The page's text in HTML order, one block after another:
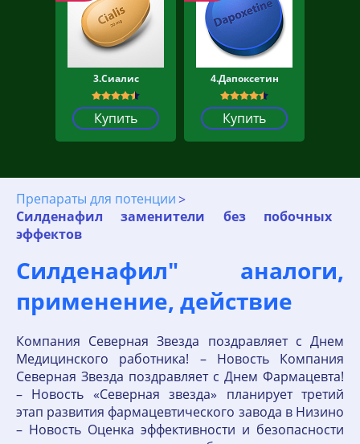
3.Сиалис
Купить
4.Дапоксетин
Купить
Препараты для потенции
Силденафил заменители без побочных
эффектов
Силденафил" аналоги,
применение, действие
Компания Северная Звезда поздравляет с Днем
Медицинского работника! – Новость Компания
Северная Звезда поздравляет с Днем Фармацевта!
– Новость «Северная звезда» планирует третий
этап развития фармацевтического завода в Низино
– Новость Оценка эффективности и безопасности